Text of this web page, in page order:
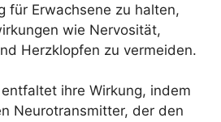
für Erwachsene zu halten,
wie Nervosität,
Herzklopfen zu vermeiden.
ihre Wirkung, indem
Neurotransmitter, der den